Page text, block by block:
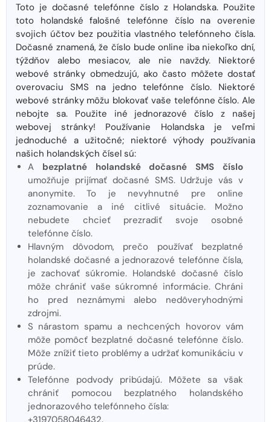
Toto je dočasné telefónne číslo z Holandska. Použite
toto holandské falošné telefónne číslo na overenie
svojich účtov bez použitia vlastného telefónneho čísla.
Dočasné znamená, že číslo bude online iba niekoľko dní,
týždňov alebo mesiacov, ale nie navždy. Niektoré
webové stránky obmedzujú, ako často môžete dostať
overovaciu SMS na jedno telefónne číslo. Niektoré
webové stránky môžu blokovať vaše telefónne číslo. Ale
nebojte sa. Použite iné jednorazové číslo z našej
webovej stránky! Používanie Holandska je veľmi
jednoduché a užitočné; niektoré výhody používania
našich holandských čísel sú:
A bezplatné holandské dočasné SMS číslo
umožňuje prijímať dočasné SMS. Udržuje vás v
anonymite. To je nevyhnutné pre online
zoznamovanie a iné citlivé situácie. Možno
nebudete chcieť prezradiť svoje osobné
telefónne číslo.
Hlavným dôvodom, prečo používať bezplatné
holandské dočasné a jednorazové telefónne čísla,
je zachovať súkromie. Holandské dočasné číslo
môže chrániť vaše súkromné ​​informácie. Chráni
ho pred neznámymi alebo nedôveryhodnými
zdrojmi.
S nárastom spamu a nechcených hovorov vám
môže pomôcť bezplatné dočasné telefónne číslo.
Môže znížiť tieto problémy a udržať komunikáciu v
prúde.
Telefónne podvody pribúdajú. Môžete sa však
chrániť pomocou bezplatného holandského
jednorazového telefónneho čísla:
+3197058046432.